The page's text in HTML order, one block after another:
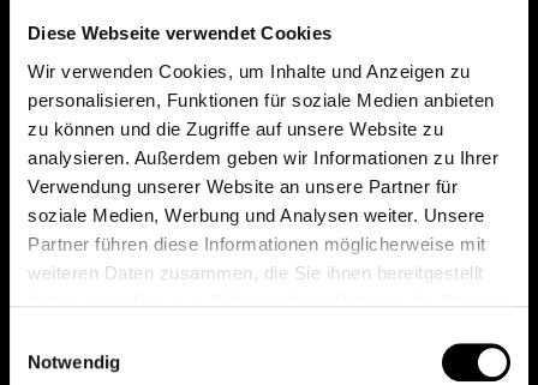
Diese Webseite verwendet Cookies
Wir verwenden Cookies, um Inhalte und Anzeigen zu
personalisieren, Funktionen für soziale Medien anbieten
zu können und die Zugriffe auf unsere Website zu
analysieren. Außerdem geben wir Informationen zu Ihrer
Verwendung unserer Website an unsere Partner für
soziale Medien, Werbung und Analysen weiter. Unsere
Partner führen diese Informationen möglicherweise mit
weiteren Daten zusammen, die Sie ihnen bereitgestellt
Notwendig
Das erste Depot in Österreich mit 0€ Kontoführung,
0€ Ausgabeaufschlag und 0€ Depotgebühren bei
knapp 2000 Fonds und 0€ Orderspesen.